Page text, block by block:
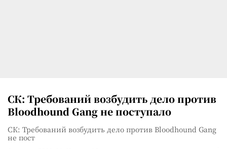
СК: Требований возбудить дело против
Bloodhound Gang не поступало
СК: Требований возбудить дело против Bloodhound Gang
не пост